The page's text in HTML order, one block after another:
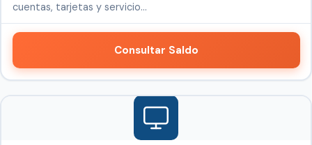
cuentas, tarjetas y servicio…
Consultar Saldo